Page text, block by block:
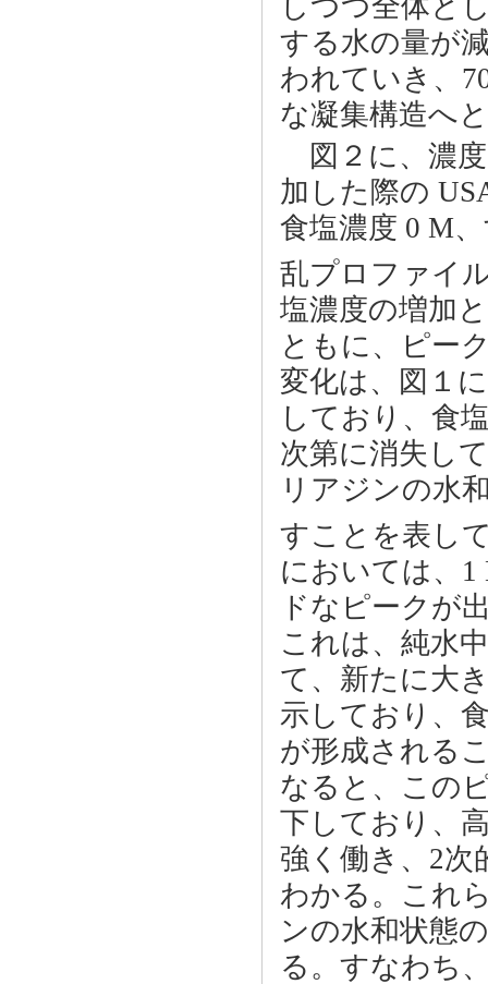
しつつ全体と
する水の量が
われていき、
な凝集構造へ
図２に、濃度
加した際の
食塩濃度 0 M
乱プロファイ
塩濃度の増加
ともに、ピー
変化は、図１
しており、食
次第に消失し
リアジンの水
すことを表し
においては、
ドなピークが
これは、純水
て、新たに大
示しており、
が形成される
なると、この
下しており、
強く働き、2次
わかる。これ
ンの水和状態
る。すなわち